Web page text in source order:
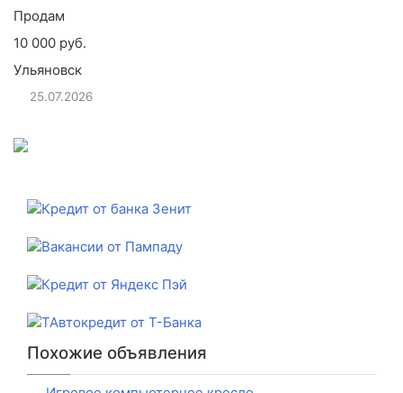
Продам
10 000 руб.
Ульяновск
25.07.2026
Похожие объявления